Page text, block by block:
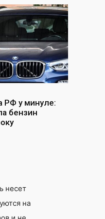
РФ у минуле:
бензин
несет
на